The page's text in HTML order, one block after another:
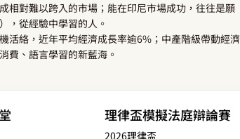
相對難以跨入的市場；能在印尼市場成功，往往是願
，從經驗中學習的人。
活絡，近年平均經濟成長率逾6%；中產階級帶動經濟
費、語言學習的新藍海。
理律盃模擬法庭辯論賽
2026理律盃